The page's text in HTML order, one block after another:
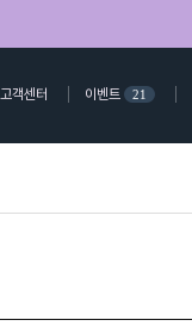
고객센터 이벤트 21